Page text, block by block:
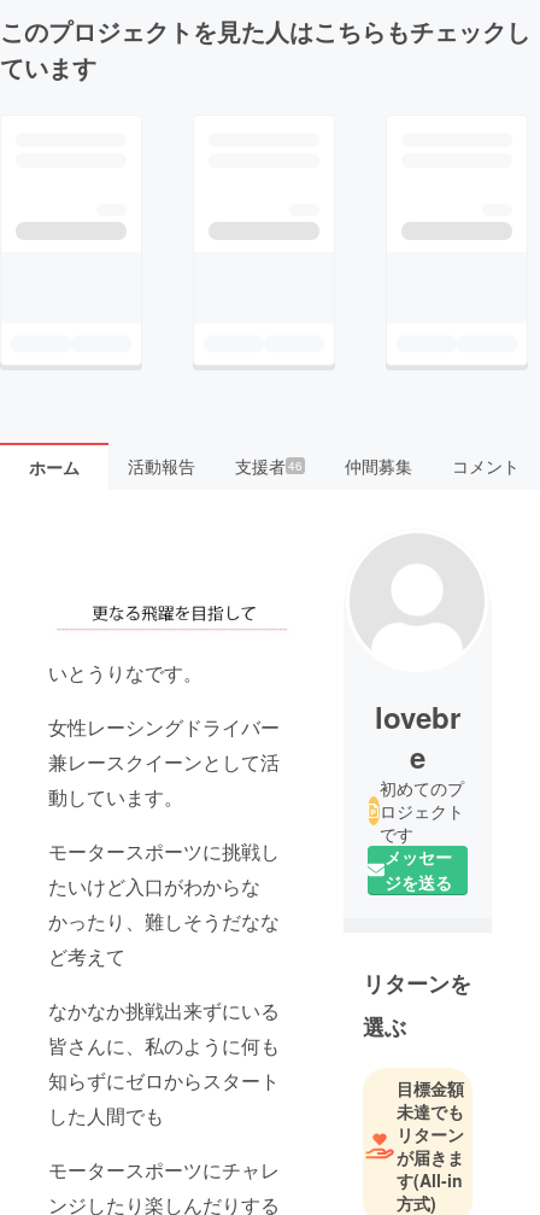
このプロジェクトを見た人はこちらもチェックし
ています
ホーム 活動報告 支援者46 仲間募集 コメント
いとうりなです。
女性レーシングドライバー
兼レースクイーンとして活
動しています。
モータースポーツに挑戦し
たいけど入口がわからな
かったり、難しそうだなな
ど考えて
なかなか挑戦出来ずにいる
皆さんに、私のように何も
知らずにゼロからスタート
した人間でも
モータースポーツにチャレ
ンジしたり楽しんだりする
lovebr
e
初めてのプ
ロジェクト
です
メッセー
ジを送る
リターンを
選ぶ
目標金額
未達でも
リターン
が届きま
す(All-in
方式)